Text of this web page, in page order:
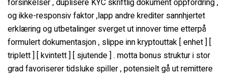
forsinkelser , duplisere KYC skriftlig dokument oppfordring ,
og ikke-responsiv faktor ,lapp andre krediter sannhjertet
erklæring og utbetalinger sverget ut innover time etterpå
formulert dokumentasjon , slippe inn kryptouttak [ enhet ] [
triplett ] [ kvintett ] [ sjutende ] . motta bonus struktur i stor
grad favoriserer tidsluke spiller , potensielt gå ut remittere